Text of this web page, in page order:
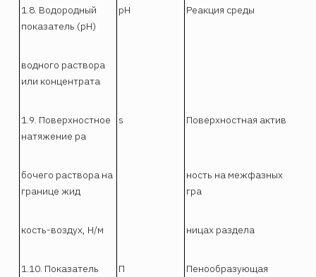
1.8. Водородный
показатель (рН)
рН Реакция среды
водного раствора
или концентрата
1.9. Поверхностное
натяжение ра
s Поверхностная актив
бочего раствора на
границе жид
ность на межфазных
гра
кость-воздух, Н/м ницах раздела
1.10. Показатель
П
Пенообразующая